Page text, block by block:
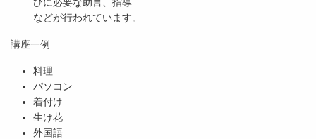
などが行われています。
講座一例
料理
パソコン
着付け
生け花
外国語